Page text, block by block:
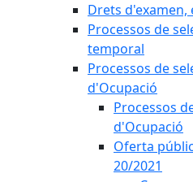
Drets d'examen,
Processos de
temporal
Processos de
d'Ocupació
Processos
d'Ocupació
Oferta
20/2021